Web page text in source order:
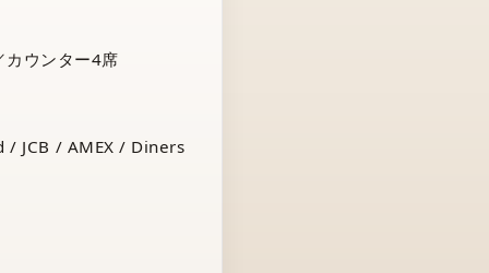
ウンター4席
/ JCB / AMEX / Diners